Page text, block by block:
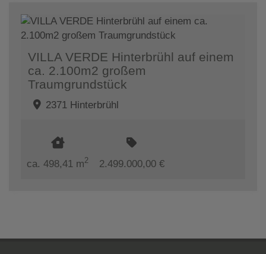
VILLA VERDE Hinterbrühl auf einem
ca. 2.100m2 großem
Traumgrundstück
2371 Hinterbrühl
ca. 498,41 m2 2.499.000,00 €